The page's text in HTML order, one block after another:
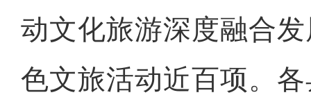
动文化旅游深度融合
色文旅活动近百项。